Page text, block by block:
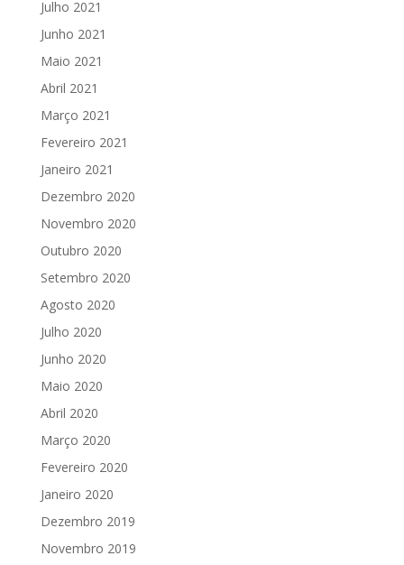
Julho 2021
Junho 2021
Maio 2021
Abril 2021
Março 2021
Fevereiro 2021
Janeiro 2021
Dezembro 2020
Novembro 2020
Outubro 2020
Setembro 2020
Agosto 2020
Julho 2020
Junho 2020
Maio 2020
Abril 2020
Março 2020
Fevereiro 2020
Janeiro 2020
Dezembro 2019
Novembro 2019